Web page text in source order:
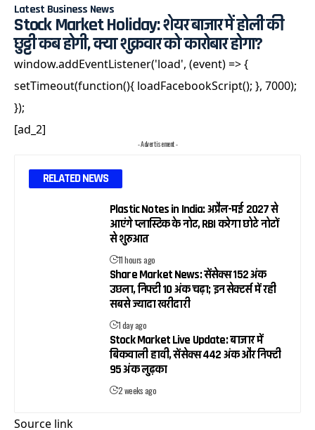
Latest Business News
Stock Market Holiday: शेयर बाजार में होली की
छुट्टी कब होगी, क्या शुक्रवार को कारोबार होगा?
window.addEventListener('load', (event) => {
setTimeout(function(){ loadFacebookScript(); }, 7000);
});
[ad_2]
- Advertisement -
RELATED NEWS
Plastic Notes in India: अप्रैल-मई 2027 से
आएंगे प्लास्टिक के नोट, RBI करेगा छोटे नोटों
से शुरुआत
11 hours ago
Share Market News: सेंसेक्स 152 अंक
उछला, निफ्टी 10 अंक चढ़ा; इन सेक्टर्स में रही
सबसे ज्यादा खरीदारी
1 day ago
Stock Market Live Update: बाजार में
बिकवाली हावी, सेंसेक्स 442 अंक और निफ्टी
95 अंक लुढ़का
2 weeks ago
Source link